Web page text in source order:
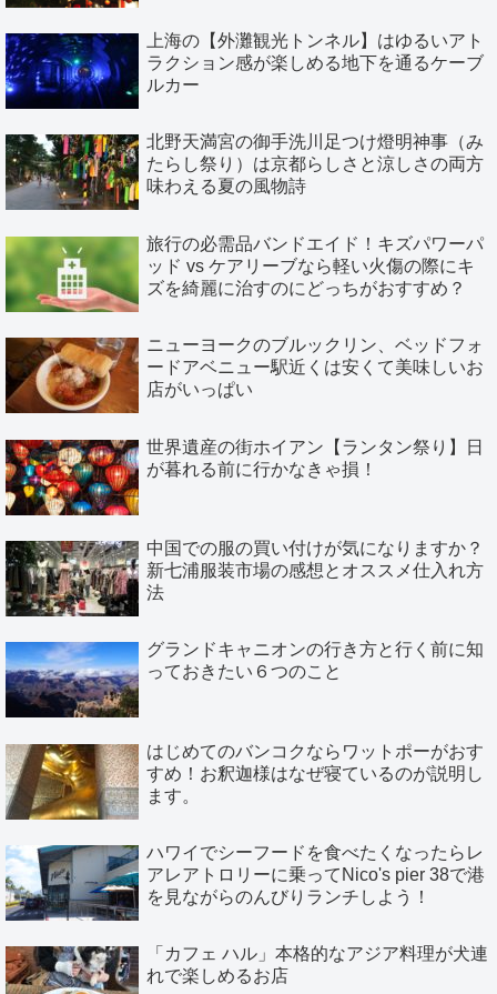
上海の【外灘観光トンネル】はゆるいアト
ラクション感が楽しめる地下を通るケーブ
ルカー
北野天満宮の御手洗川足つけ燈明神事（み
たらし祭り）は京都らしさと涼しさの両方
味わえる夏の風物詩
旅行の必需品バンドエイド！キズパワーパ
ッド vs ケアリーブなら軽い火傷の際にキ
ズを綺麗に治すのにどっちがおすすめ？
ニューヨークのブルックリン、ベッドフォ
ードアベニュー駅近くは安くて美味しいお
店がいっぱい
世界遺産の街ホイアン【ランタン祭り】日
が暮れる前に行かなきゃ損！
中国での服の買い付けが気になりますか？
新七浦服装市場の感想とオススメ仕入れ方
法
グランドキャニオンの行き方と行く前に知
っておきたい６つのこと
はじめてのバンコクならワットポーがおす
すめ！お釈迦様はなぜ寝ているのが説明し
ます。
ハワイでシーフードを食べたくなったらレ
アレアトロリーに乗ってNico's pier 38で港
を見ながらのんびりランチしよう！
「カフェ ハル」本格的なアジア料理が犬連
れで楽しめるお店